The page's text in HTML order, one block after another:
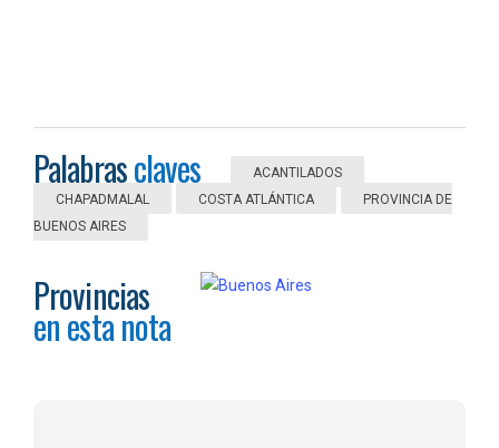
Palabrasclaves
ACANTILADOS
CHAPADMALAL
COSTA ATLÁNTICA
PROVINCIA DE
BUENOS AIRES
Provincias
en esta nota